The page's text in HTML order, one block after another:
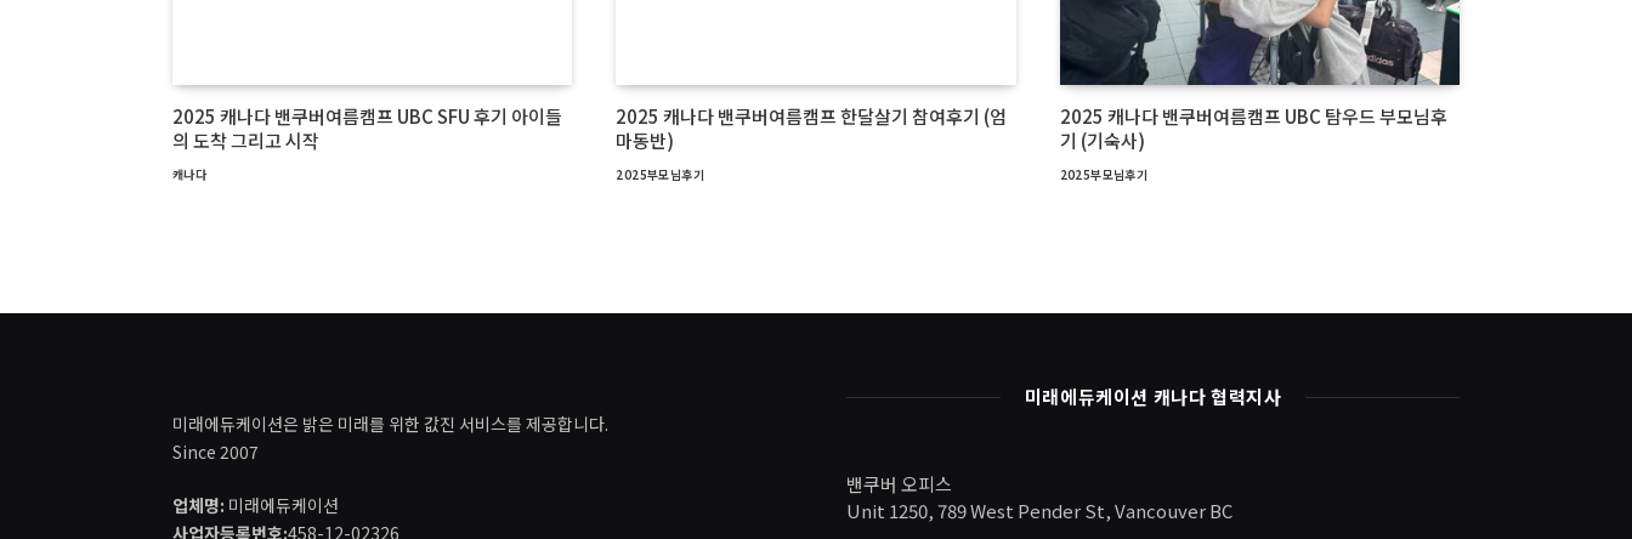
2025 캐나다 밴쿠버여름캠프 UBC SFU 후기 아이들
의 도착 그리고 시작
캐나다
2025 캐나다 밴쿠버여름캠프 한달살기 참여후기 (엄
마동반)
2025부모님후기
2025 캐나다 밴쿠버여름캠프 UBC 탐우드 부모님후
기 (기숙사)
2025부모님후기
미래에듀케이션은 밝은 미래를 위한 값진 서비스를 제공합니다.
Since 2007
업체명: 미래에듀케이션
사업자등록번호:458-12-02326
미래에듀케이션 캐나다 협력지사
밴쿠버 오피스
Unit 1250, 789 West Pender St, Vancouver BC